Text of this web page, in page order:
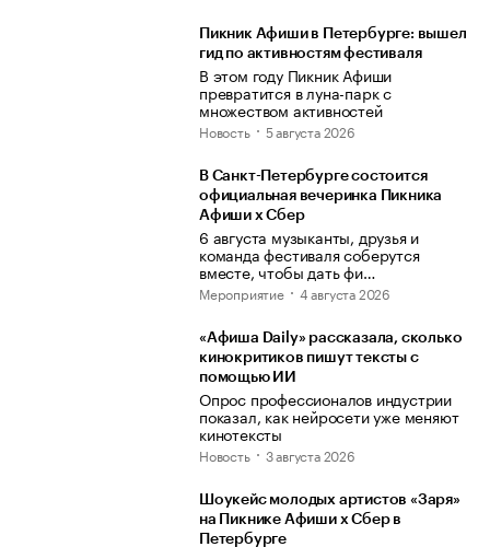
Пикник Афиши в Петербурге: вышел
гид по активностям фестиваля
В этом году Пикник Афиши
превратится в луна-парк с
множеством активностей
Новость 5 августа 2026
В Санкт-Петербурге состоится
официальная вечеринка Пикника
Афиши x Сбер
6 августа музыканты, друзья и
команда фестиваля соберутся
вместе, чтобы дать фи…
Мероприятие 4 августа 2026
«Афиша Daily» рассказала, сколько
кинокритиков пишут тексты с
помощью ИИ
Опрос профессионалов индустрии
показал, как нейросети уже меняют
кинотексты
Новость 3 августа 2026
Шоукейс молодых артистов «Заря»
на Пикнике Афиши x Сбер в
Петербурге